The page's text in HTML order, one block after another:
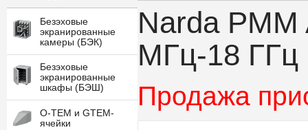
Безэховые
экранированные
камеры (БЭК)
Безэховые
экранированные
шкафы (БЭШ)
O-TEM и GTEM-
ячейки
Narda PMM
МГц-18 ГГц
Продажа